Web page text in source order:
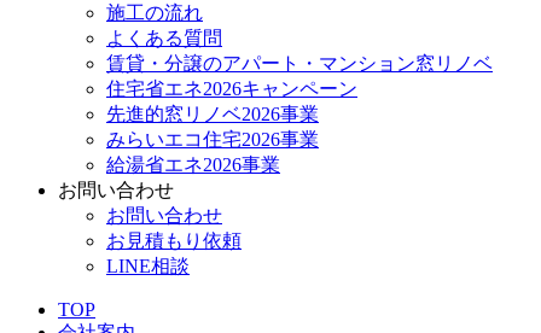
施工の流れ
よくある質問
賃貸・分譲のアパート・マンション窓リノベ
住宅省エネ2026キャンペーン
先進的窓リノベ2026事業
みらいエコ住宅2026事業
給湯省エネ2026事業
お問い合わせ
お問い合わせ
お見積もり依頼
LINE相談
TOP